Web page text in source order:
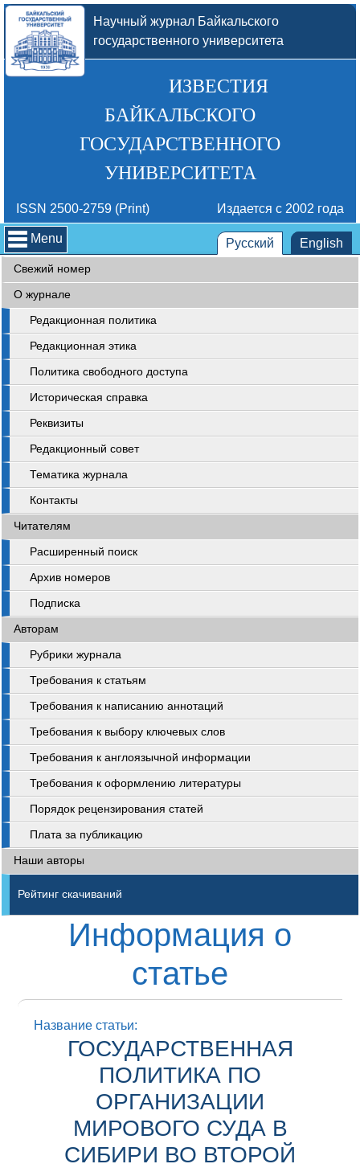
Научный журнал Байкальского
государственного университета
ИЗВЕСТИЯ
БАЙКАЛЬСКОГО
ГОСУДАРСТВЕННОГО
УНИВЕРСИТЕТА
ISSN 2500-2759 (Print) Издается с 2002 года
Menu Русский English
Свежий номер
О журнале
Редакционная политика
Редакционная этика
Политика свободного доступа
Историческая справка
Реквизиты
Редакционный совет
Тематика журнала
Контакты
Читателям
Расширенный поиск
Архив номеров
Подписка
Авторам
Рубрики журнала
Требования к статьям
Требования к написанию аннотаций
Требования к выбору ключевых слов
Требования к англоязычной информации
Требования к оформлению литературы
Порядок рецензирования статей
Плата за публикацию
Наши авторы
Рейтинг скачиваний
Информация о
статье
Название статьи:
ГОСУДАРСТВЕННАЯ
ПОЛИТИКА ПО
ОРГАНИЗАЦИИ
МИРОВОГО СУДА В
СИБИРИ ВО ВТОРОЙ